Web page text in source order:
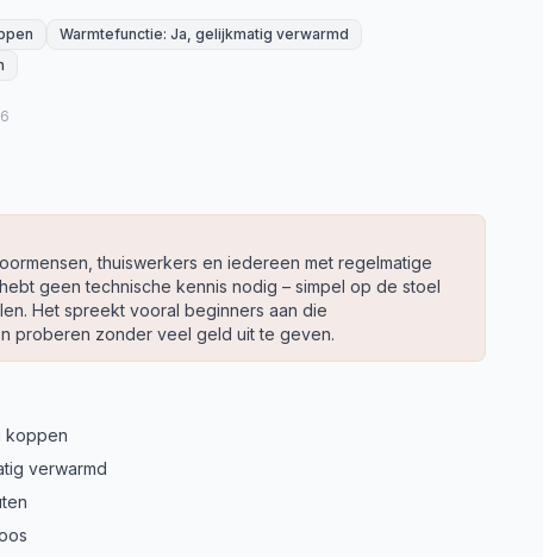
Warmtefunctie: Ja, gelijkmatig verwarmd
thuiswerkers en iedereen met regelmatige
geen technische kennis nodig – simpel op de stoel
Het spreekt vooral beginners aan die
proberen zonder veel geld uit te geven.
koppen
verwarmd